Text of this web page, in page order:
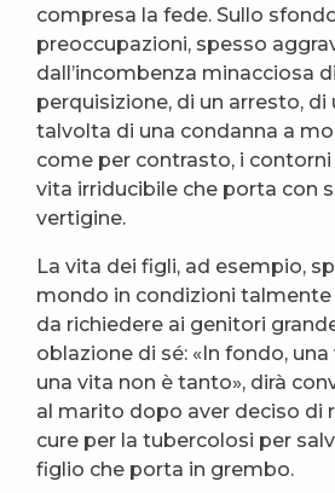
compresa la fede. Sullo
preoccupazioni, spesso
dall’incombenza minacciosa
perquisizione, di un arresto, di
talvolta di una condanna a
come per contrasto, i contorni
vita irriducibile che porta con
vertigine.
La vita dei figli, ad esempio,
mondo in condizioni talmente
da richiedere ai genitori
oblazione di sé: «In fondo,
una vita non è tanto», dirà
al marito dopo aver deciso di
cure per la tubercolosi per
figlio che porta in grembo.